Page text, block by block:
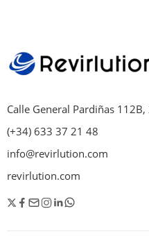
Calle General Pardiñas
(+34) 633 37 21 48
info@revirlution.com
revirlution.com